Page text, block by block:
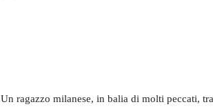
Un ragazzo milanese, in balia di molti peccati,